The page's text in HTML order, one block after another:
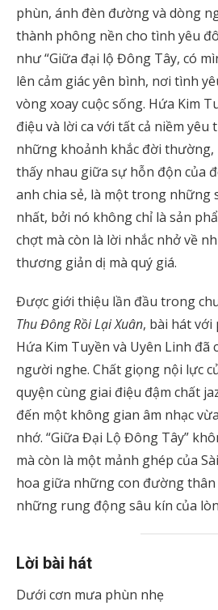
phùn, ánh đèn đường và dòng
thành phông nền cho tình yêu
như “Giữa đại lộ Đông Tây, có
lên cảm giác yên bình, nơi tình
vòng xoay cuộc sống. Hứa Kim
điệu và lời ca với tất cả niềm yêu
những khoảnh khắc đời thường,
thấy nhau giữa sự hỗn độn của
anh chia sẻ, là một trong những
nhất, bởi nó không chỉ là sản
chợt mà còn là lời nhắc nhở về
thương giản dị mà quý giá.
Được giới thiệu lần đầu trong
Thu Đông Rồi Lại Xuân, bài hát với
Hứa Kim Tuyền và Uyên Linh đã
người nghe. Chất giọng nội lực
quyện cùng giai điệu đậm chất
đến một không gian âm nhạc
nhớ. “Giữa Đại Lộ Đông Tây”
mà còn là một mảnh ghép của
hoa giữa những con đường
những rung động sâu kín của
Lời bài hát
Dưới cơn mưa phùn nhẹ